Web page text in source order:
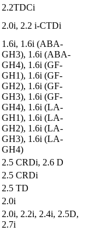
2.2TDCi
2.0i, 2.2 i-CTDi
1.6i, 1.6i (ABA-
GH3), 1.6i (ABA-
GH4), 1.6i (GF-
GH1), 1.6i (GF-
GH2), 1.6i (GF-
GH3), 1.6i (GF-
GH4), 1.6i (LA-
GH1), 1.6i (LA-
GH2), 1.6i (LA-
GH3), 1.6i (LA-
GH4)
2.5 CRDi, 2.6 D
2.5 CRDi
2.5 TD
2.0i
2.0i, 2.2i, 2.4i, 2.5D,
2.7i